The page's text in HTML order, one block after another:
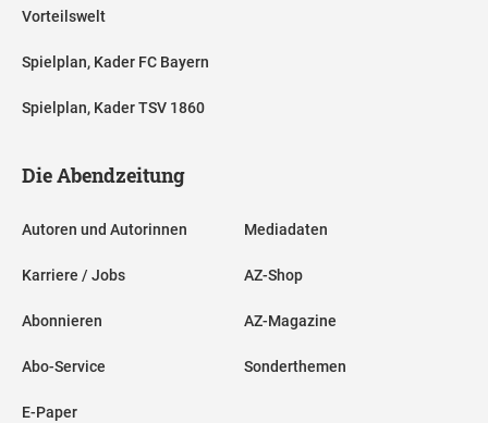
Vorteilswelt
Spielplan, Kader FC Bayern
Spielplan, Kader TSV 1860
Die Abendzeitung
Autoren und Autorinnen
Karriere / Jobs
Abonnieren
Abo-Service
E-Paper
Mediadaten
AZ-Shop
AZ-Magazine
Sonderthemen